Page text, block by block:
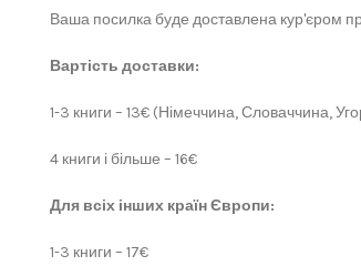
Ваша посилка буде доставлена кур'єром
Вартість доставки:
1-3 книги – 13€ (Німеччина, Словаччина,
4 книги і більше – 16€
Для всіх інших країн Європи:
1-3 книги – 17€